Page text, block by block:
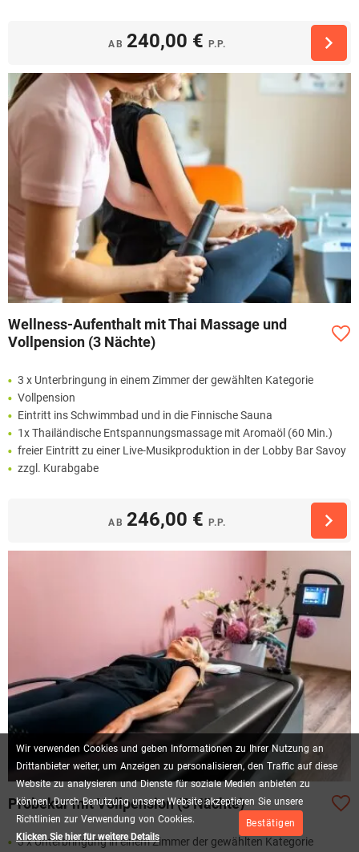
Wir verwenden Cookies und geben Informationen zu Ihrer Nutzung an
Drittanbieter weiter, um Anzeigen zu personalisieren, den Traffic auf diese
Website zu analysieren und Dienste für soziale Medien anbieten zu
können. Durch Benutzung unserer Website akzeptieren Sie unsere
Richtlinien zur Verwendung von Cookies.
Klicken Sie hier für weitere Details
Bestätigen
AB 240,00 € P.P.
Wellness-Aufenthalt mit Thai Massage und
Vollpension (3 Nächte)
3 x Unterbringung in einem Zimmer der gewählten Kategorie
Vollpension
Eintritt ins Schwimmbad und in die Finnische Sauna
1x Thailändische Entspannungsmassage mit Aromaöl (60 Min.)
freier Eintritt zu einer Live-Musikproduktion in der Lobby Bar Savoy
zzgl. Kurabgabe
AB 246,00 € P.P.
Probekur mit Vollpension (3 Nächte)
3 x Unterbringung in einem Zimmer der gewählten Kategorie